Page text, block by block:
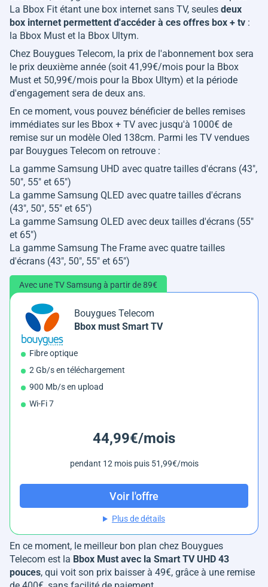
La Bbox Fit étant une box internet sans TV, seules deux
box internet permettent d'accéder à ces offres box + tv :
la Bbox Must et la Bbox Ultym.
Chez Bouygues Telecom, la prix de l'abonnement box sera
le prix deuxième année (soit 41,99€/mois pour la Bbox
Must et 50,99€/mois pour la Bbox Ultym) et la période
d'engagement sera de deux ans.
En ce moment, vous pouvez bénéficier de belles remises
immédiates sur les Bbox + TV avec jusqu'à 1000€ de
remise sur un modèle Oled 138cm. Parmi les TV vendues
par Bouygues Telecom on retrouve :
La gamme Samsung UHD avec quatre tailles d'écrans (43",
50", 55" et 65")
La gamme Samsung QLED avec quatre tailles d'écrans
(43", 50", 55" et 65")
La gamme Samsung OLED avec deux tailles d'écrans (55"
et 65")
La gamme Samsung The Frame avec quatre tailles
d'écrans (43", 50", 55" et 65")
Avec une TV Samsung à partir de 89€
Bouygues Telecom
Bbox must Smart TV
Fibre optique
2 Gb/s en téléchargement
900 Mb/s en upload
Wi-Fi 7
44,99€/mois
pendant 12 mois puis 51,99€/mois
Voir l'offre
Plus de détails
En ce moment, le meilleur bon plan chez Bouygues
Telecom est la Bbox Must avec la Smart TV UHD 43
pouces, qui voit son prix baisser à 49€, grâce à une remise